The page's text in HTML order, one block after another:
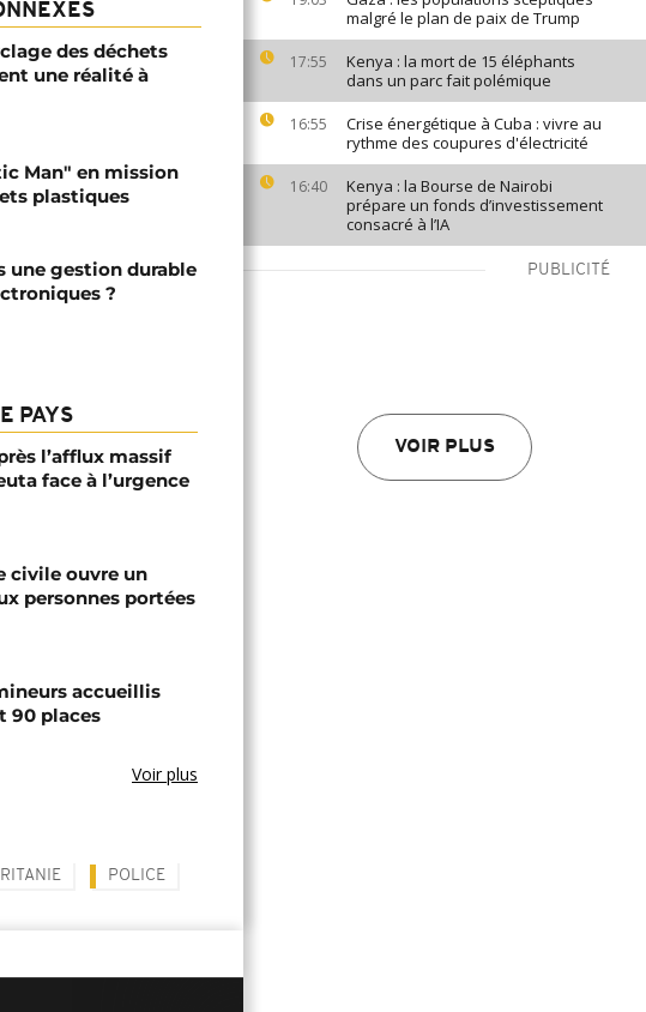
malgré le plan de paix de Trump
17:55
Kenya : la mort de 15 éléphants
dans un parc fait polémique
16:55
Crise énergétique à Cuba : vivre au
rythme des coupures d'électricité
16:40
Kenya : la Bourse de Nairobi
prépare un fonds d’investissement
consacré à l’IA
PUBLICITÉ
VOIR PLUS
des déchets
une réalité à
Man" en mission
plastiques
une gestion durable
?
PAYS
l’afflux massif
face à l’urgence
civile ouvre un
personnes portées
accueillis
90 places
Voir plus
POLICE